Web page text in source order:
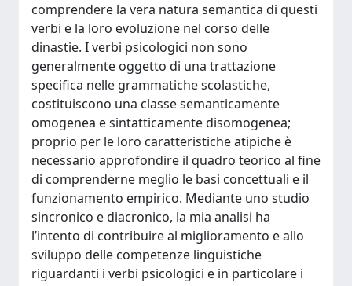
comprendere la vera natura semantica di questi
verbi e la loro evoluzione nel corso delle
dinastie. I verbi psicologici non sono
generalmente oggetto di una trattazione
specifica nelle grammatiche scolastiche,
costituiscono una classe semanticamente
omogenea e sintatticamente disomogenea;
proprio per le loro caratteristiche atipiche è
necessario approfondire il quadro teorico al fine
di comprenderne meglio le basi concettuali e il
funzionamento empirico. Mediante uno studio
sincronico e diacronico, la mia analisi ha
l’intento di contribuire al miglioramento e allo
sviluppo delle competenze linguistiche
riguardanti i verbi psicologici e in particolare i